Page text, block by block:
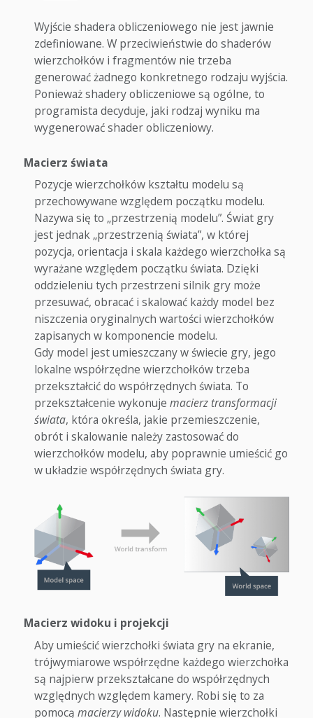
Wyjście shadera obliczeniowego nie jest jawnie
zdefiniowane. W przeciwieństwie do shaderów
wierzchołków i fragmentów nie trzeba
generować żadnego konkretnego rodzaju wyjścia.
Ponieważ shadery obliczeniowe są ogólne, to
programista decyduje, jaki rodzaj wyniku ma
wygenerować shader obliczeniowy.
Macierz świata
Pozycje wierzchołków kształtu modelu są
przechowywane względem początku modelu.
Nazywa się to „przestrzenią modelu”. Świat gry
jest jednak „przestrzenią świata”, w której
pozycja, orientacja i skala każdego wierzchołka są
wyrażane względem początku świata. Dzięki
oddzieleniu tych przestrzeni silnik gry może
przesuwać, obracać i skalować każdy model bez
niszczenia oryginalnych wartości wierzchołków
zapisanych w komponencie modelu.
Gdy model jest umieszczany w świecie gry, jego
lokalne współrzędne wierzchołków trzeba
przekształcić do współrzędnych świata. To
przekształcenie wykonujemacierz transformacji
świata, która określa, jakie przemieszczenie,
obrót i skalowanie należy zastosować do
wierzchołków modelu, aby poprawnie umieścić go
w układzie współrzędnych świata gry.
Macierz widoku i projekcji
Aby umieścić wierzchołki świata gry na ekranie,
trójwymiarowe współrzędne każdego wierzchołka
są najpierw przekształcane do współrzędnych
względnych względem kamery. Robi się to za
pomocąmacierzy widoku. Następnie wierzchołki